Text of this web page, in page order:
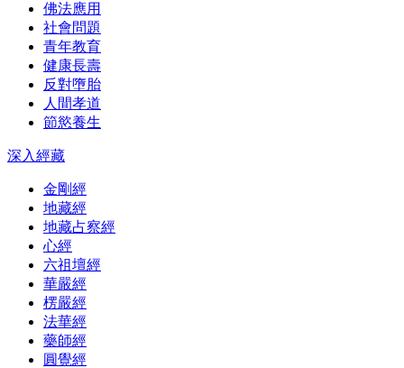
佛法應用
社會問題
青年教育
健康長壽
反對墮胎
人間孝道
節慾養生
深入經藏
金剛經
地藏經
地藏占察經
心經
六祖壇經
華嚴經
楞嚴經
法華經
藥師經
圓覺經